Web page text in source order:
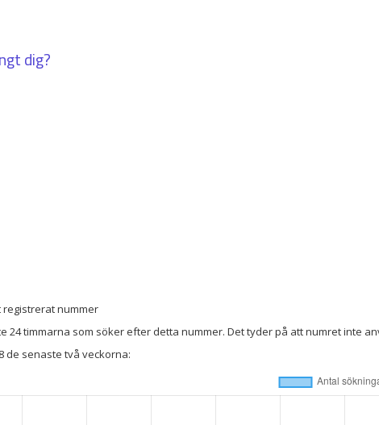
dig?
nummer
24 timmarna som söker efter detta nummer. Det tyder på att numret inte
de senaste två veckorna: